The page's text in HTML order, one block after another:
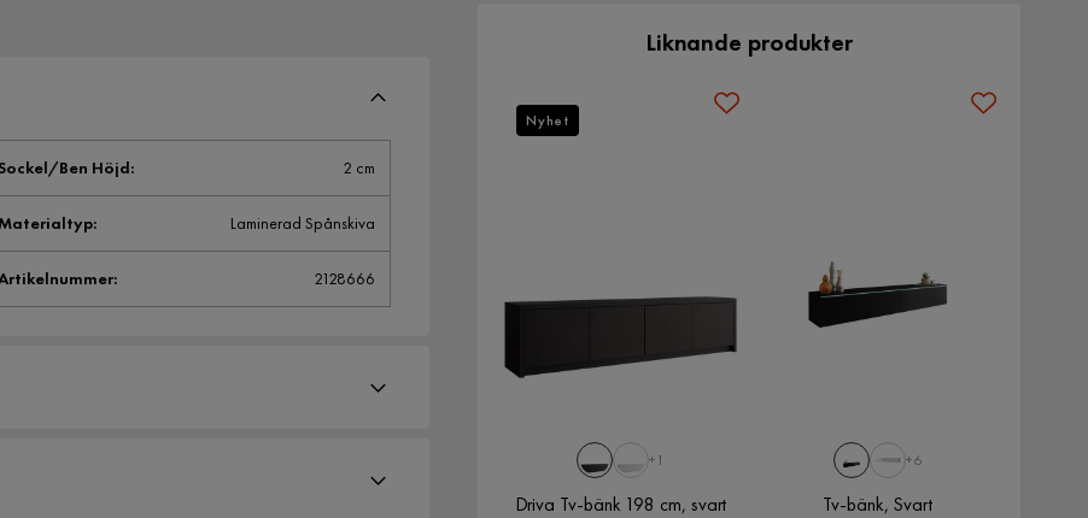
Ben Höjd: 2 cm
: Laminerad Spånskiva
: 2128666
Liknande produkter
+1
Driva Tv-bänk 198 cm, svart
Nyhet
+6
Tv-bänk, Svart